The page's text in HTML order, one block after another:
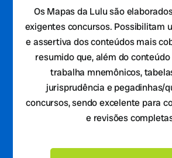
Os Mapas da Lulu são
exigentes concursos. Possibilitam
e assertiva dos conteúdos mais
resumido que, além do
trabalha mnemônicos,
jurisprudência e pegadinhas/
concursos, sendo excelente para
e revisões